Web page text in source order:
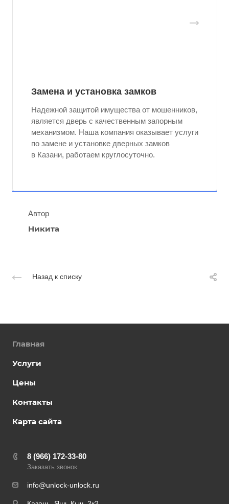
Замена и установка замков
Надежной защитой имущества от мошенников,
является дверь с качественным запорным
механизмом. Наша компания оказывает услуги
по замене и установке дверных замков
в Казани, работаем круглосуточно.
Автор
Никита
Назад к списку
Главная
Услуги
Цены
Контакты
Карта сайта
8 (966) 172-33-80
Заказать звонок
info@unlock-unlock.ru